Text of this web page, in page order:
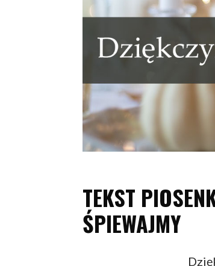
TEKST
ŚPIEWAJMY